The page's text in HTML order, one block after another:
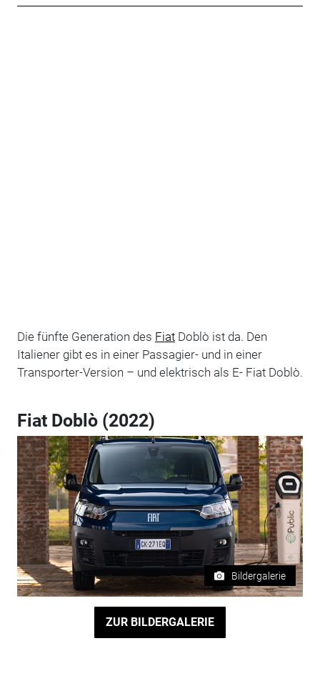
Die fünfte Generation des FiatDoblò ist da. Den
Italiener gibt es in einer Passagier- und in einer
Transporter-Version – und elektrisch als E- Fiat Doblò.
Fiat Doblò (2022)
Bildergalerie
ZUR BILDERGALERIE